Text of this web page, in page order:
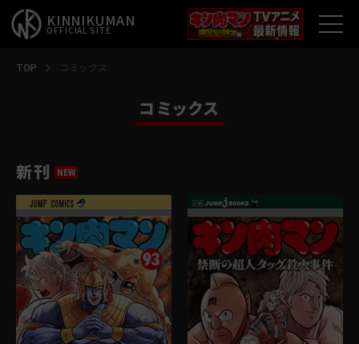
KINNIKUMAN
OFFICIAL SITE
TOP
アニメ
コミックス
特集
超人総選挙
TOP コミックス
コミックス
新刊